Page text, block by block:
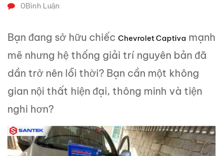
0Bình Luận
Bạn đang sở hữu chiếc Chevrolet Captiva mạnh
mẽ nhưng hệ thống giải trí nguyên bản đã
dần trở nên lỗi thời? Bạn cần một không
gian nội thất hiện đại, thông minh và tiện
nghi hơn?